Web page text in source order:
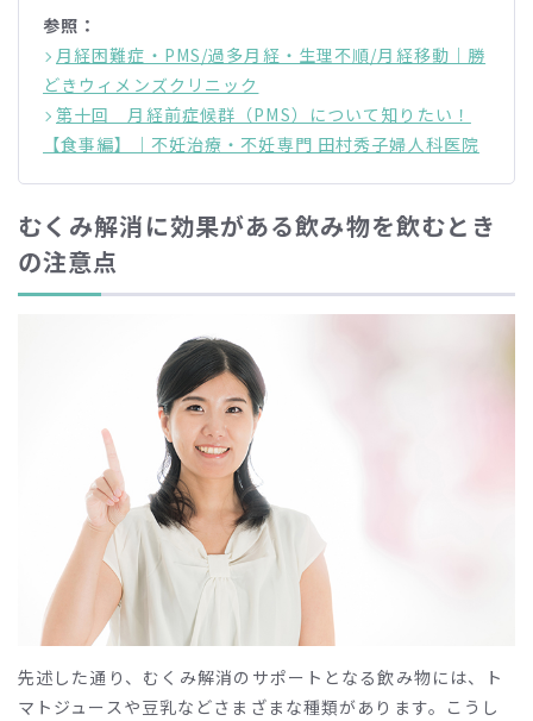
参照：
月経困難症・PMS/過多月経・生理不順/月経移動｜勝
どきウィメンズクリニック
第十回 月経前症候群（PMS）について知りたい！
【食事編】｜不妊治療・不妊専門 田村秀子婦人科医院
むくみ解消に効果がある飲み物を飲むとき
の注意点
先述した通り、むくみ解消のサポートとなる飲み物には、ト
マトジュースや豆乳などさまざまな種類があります。こうし